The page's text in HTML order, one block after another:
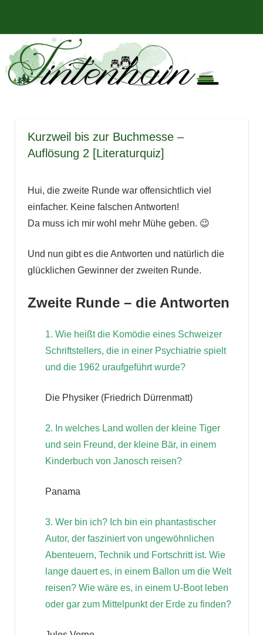
springen
Tintenhain
–
Der
Rezensionen
und
mehr
Kurzweil bis zur Buchmesse –
Auflösung 2 [Literaturquiz]
Hui, die zweite Runde war offensichtlich viel
einfacher. Keine falschen Antworten!
Da muss ich mir wohl mehr Mühe geben. 😉
Und nun gibt es die Antworten und natürlich die
glücklichen Gewinner der zweiten Runde.
Zweite Runde – die Antworten
1. Wie heißt die Komödie eines Schweizer
Schriftstellers, die in einer Psychiatrie spielt
und die 1962 uraufgeführt wurde?
Die Physiker (Friedrich Dürrenmatt)
2. In welches Land wollen der kleine Tiger
und sein Freund, der kleine Bär, in einem
Kinderbuch von Janosch reisen?
Panama
3. Wer bin ich? Ich bin ein phantastischer
Autor, der fasziniert von ungewöhnlichen
Abenteuern, Technik und Fortschritt ist. Wie
lange dauert es, in einem Ballon um die Welt
reisen? Wie wäre es, in einem U-Boot leben
oder gar zum Mittelpunkt der Erde zu finden?